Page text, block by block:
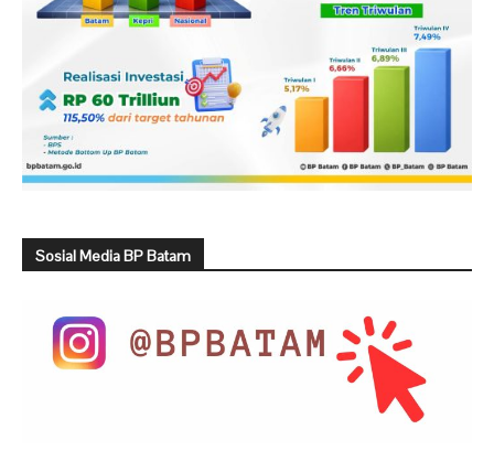
Sosial Media BP Batam